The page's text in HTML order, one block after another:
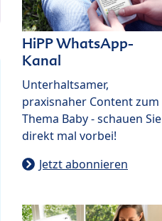
HiPP WhatsApp-
Kanal
Unterhaltsamer,
praxisnaher Content zum
Thema Baby - schauen Sie
direkt mal vorbei!
Jetzt abonnieren